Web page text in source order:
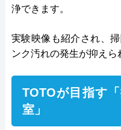
浄できます。
実験映像も紹介され、
ンク汚れの発生が抑えら
TOTOが目指す
室」